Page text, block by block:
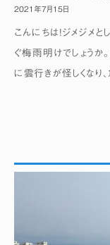
2021年7月15日
こんにちは！ジメジメ
ぐ梅雨明けでしょう
に雲行きが怪しくなり